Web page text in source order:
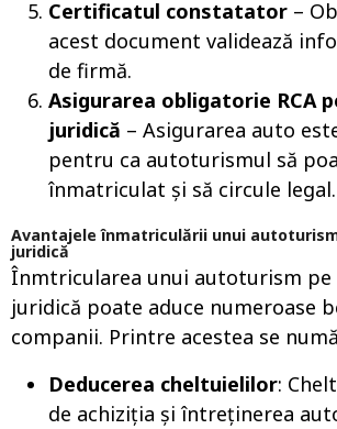
Certificatul constatator–
acest document validează
de firmă.
Asigurarea obligatorie RCA
juridică – Asigurarea auto
pentru ca autoturismul să
înmatriculat și să circule legal.
Avantajele înmatriculării unui
juridică
Înmtricularea unui autoturism pe
juridică poate aduce numeroase
companii. Printre acestea se
Deducerea cheltuielilor:
de achiziția și întreținerea